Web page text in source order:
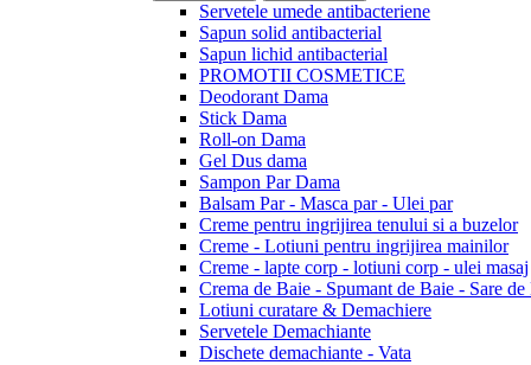
Servetele umede antibacteriene
Sapun solid antibacterial
Sapun lichid antibacterial
PROMOTII COSMETICE
Deodorant Dama
Stick Dama
Roll-on Dama
Gel Dus dama
Sampon Par Dama
Balsam Par - Masca par - Ulei par
Creme pentru ingrijirea tenului si a buzelor
Creme - Lotiuni pentru ingrijirea mainilor
Creme - lapte corp - lotiuni corp - ulei masaj
Crema de Baie - Spumant de Baie - Sare de
Lotiuni curatare & Demachiere
Servetele Demachiante
Dischete demachiante - Vata